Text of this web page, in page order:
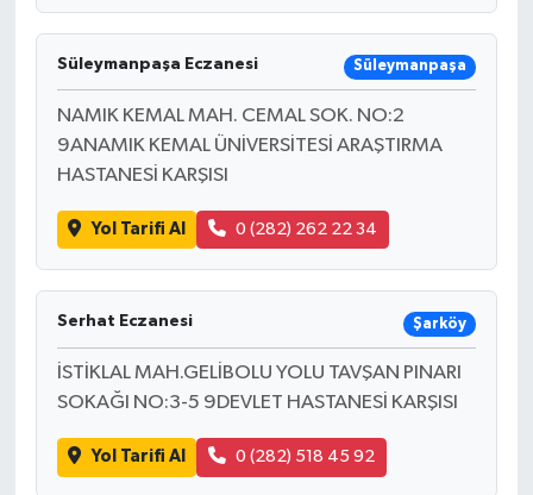
Süleymanpaşa Eczanesi Süleymanpaşa
NAMIK KEMAL MAH. CEMAL SOK. NO:2
9ANAMIK KEMAL ÜNİVERSİTESİ ARAŞTIRMA
HASTANESİ KARŞISI
Yol Tarifi Al 0 (282) 262 22 34
Serhat Eczanesi Şarköy
İSTİKLAL MAH.GELİBOLU YOLU TAVŞAN PINARI
SOKAĞI NO:3-5 9DEVLET HASTANESİ KARŞISI
Yol Tarifi Al 0 (282) 518 45 92